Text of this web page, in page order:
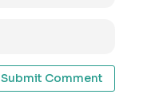
Submit Comment